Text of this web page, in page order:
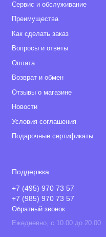
Сервис и обслуживание
Преимущества
Как сделать заказ
Вопросы и ответы
Оплата
Возврат и обмен
Отзывы о магазине
Новости
Условия соглашения
Подарочные сертификаты
Поддержка
+7 (495) 970 73 57
+7 (985) 970 73 57
Обратный звонок
Ежедневно, с 10.00 до 20.00